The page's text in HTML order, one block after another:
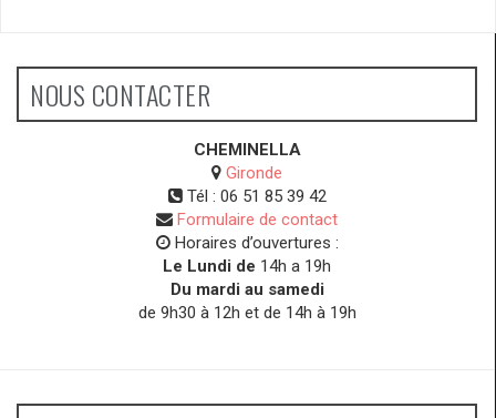
NOUS CONTACTER
CHEMINELLA
Gironde
Tél : 06 51 85 39 42
Formulaire de contact
Horaires d’ouvertures :
Le Lundi de 14h a 19h
Du mardi au samedi
de 9h30 à 12h et de 14h à 19h